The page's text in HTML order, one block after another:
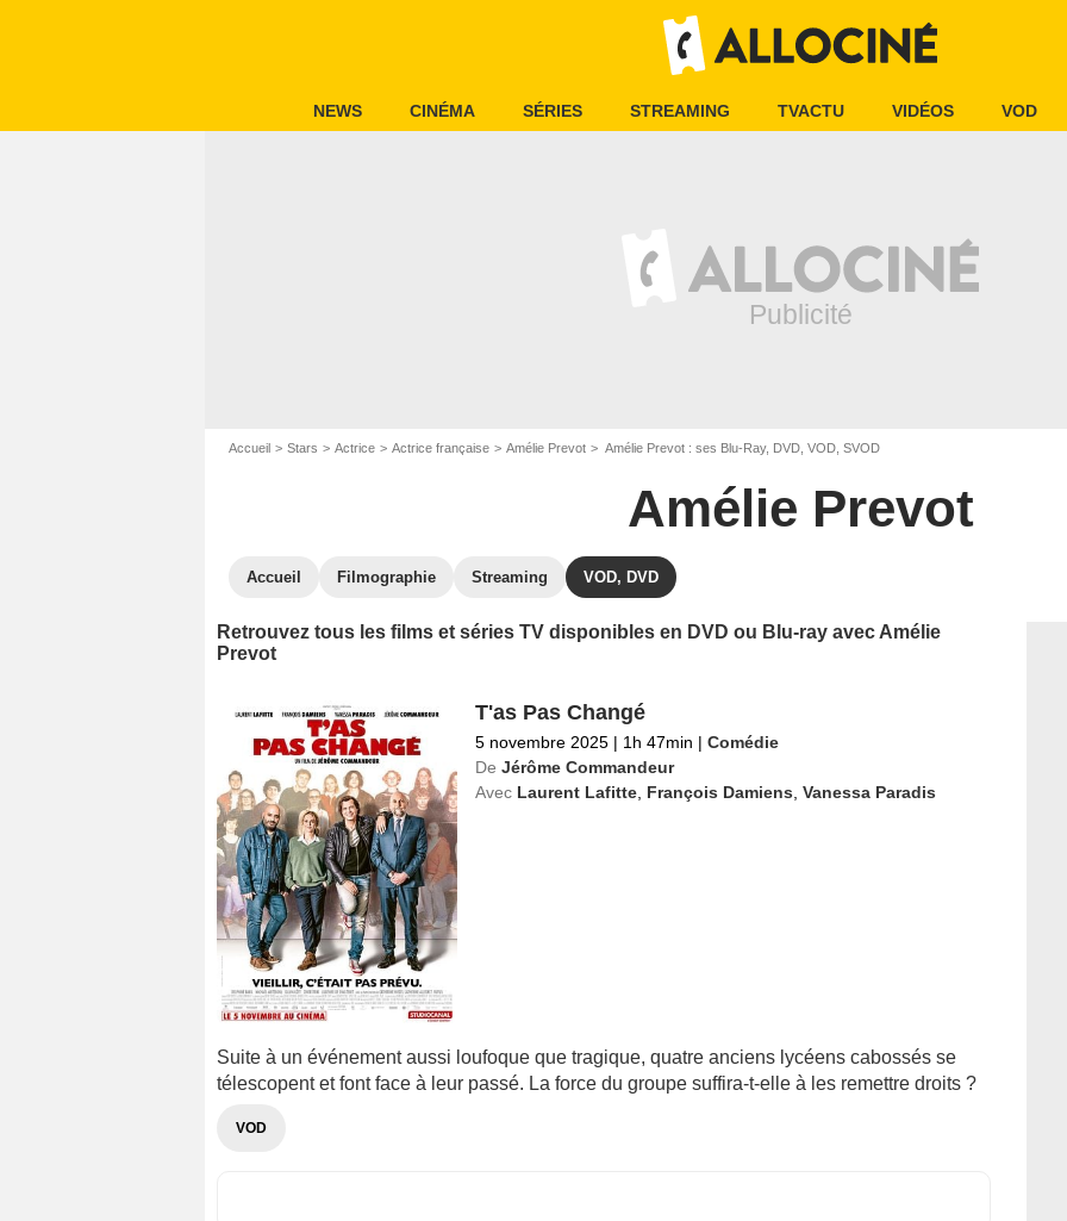
NEWS CINÉMA SÉRIES STREAMING TVACTU VIDÉOS VOD
Accueil Stars Actrice Actrice française Amélie Prevot Amélie Prevot : ses Blu-Ray, DVD, VOD, SVOD
Amélie Prevot
Accueil Filmographie Streaming VOD, DVD
Retrouvez tous les films et séries TV disponibles en DVD ou Blu-ray avec Amélie
Prevot
T'as Pas Changé
5 novembre 2025 | 1h 47min | Comédie
De Jérôme Commandeur
Avec Laurent Lafitte, François Damiens Vanessa Paradis
Suite à un événement aussi loufoque que tragique, quatre anciens lycéens cabossés se
télescopent et font face à leur passé. La force du groupe suffira-t-elle à les remettre droits ?
VOD